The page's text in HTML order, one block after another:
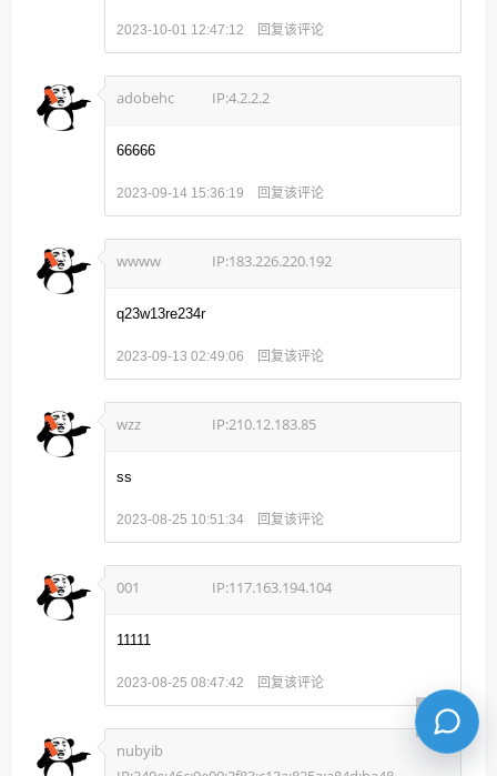
2023-10-01 12:47:12 回复该评论
adobehc IP:4.2.2.2
66666
2023-09-14 15:36:19 回复该评论
wwww IP:183.226.220.192
q23w13re234r
2023-09-13 02:49:06 回复该评论
wzz IP:210.12.183.85
ss
2023-08-25 10:51:34 回复该评论
001 IP:117.163.194.104
11111
2023-08-25 08:47:42 回复该评论
nubyib